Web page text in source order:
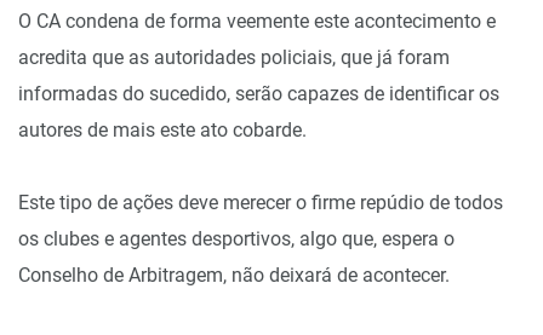
O CA condena de forma veemente este acontecimento e
acredita que as autoridades policiais, que já foram
informadas do sucedido, serão capazes de identificar os
autores de mais este ato cobarde.
Este tipo de ações deve merecer o firme repúdio de todos
os clubes e agentes desportivos, algo que, espera o
Conselho de Arbitragem, não deixará de acontecer.